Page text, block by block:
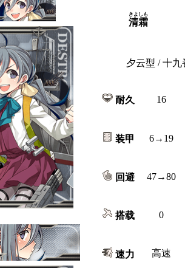
清霜
きよしも
夕云型 / 十
耐久 16
装甲 6→19
回避 47→80
搭载 0
速力 高速